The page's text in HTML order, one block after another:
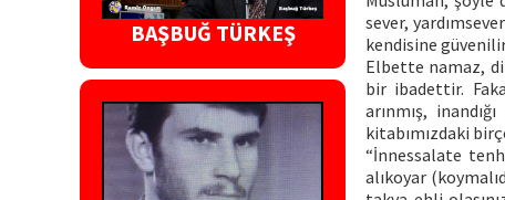
BAŞBUĞ TÜRKEŞ
sever,
kendisine
Elbette namaz,
bir ibadettir.
arınmış,
kitabımızdaki
“İnnessalate
alıkoyar